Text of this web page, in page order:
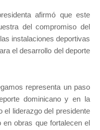
afirmó que este
del compromiso del
instalaciones deportivas
el desarrollo del deporte
representa un paso
dominicano y en la
el liderazgo del presidente
en obras que fortalecen el